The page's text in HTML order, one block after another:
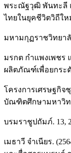
พระณัฐวุฒิ พันทะลี
ไทยในยุคชีวิตวิถีใ
มหามกุฏราชวิทยาลั
มรกต กำแพงเพชร
ผลิตภัณฑ์เพื่อยกร
โครงการเศรษฐกิจ
บัณฑิตศึกษามหาวิท
บรมราชูปถัมภ์. 13,
เมธาวี จําเนียร.